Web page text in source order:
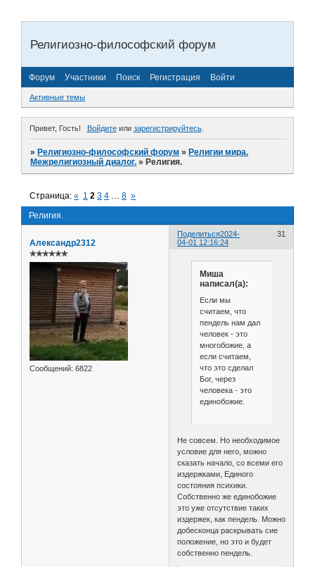
Религиозно-философский форум
Форум Участники Поиск Регистрация Войти
Активные темы
Привет, Гость! Войдитеили зарегистрируйтесь.
»Религиозно-философский форум »Религии мира.
Межрелигиозный диалог. »Религия.
Религия.
Страница:« 1 2 3 4 … 8 »
Поделиться 31
2024-
04-01 12:16:24
Александр2312
✯✯✯✯✯✯
Сообщений: 6822
Миша
написал(а):
Если мы
считаем, что
пендель нам дал
человек - это
многобожие, а
если считаем,
что это сделал
Бог, через
человека - это
единобожие.
Не совсем. Но необходимое
условие для него, можно
сказать начало, со всеми его
издержками, Единого
состояния психики.
Собственно же единобожие
это уже отсутствие таких
издержек, как пендель. Можно
добесконца раскрывать сие
положение, но это и будет
собственно пендель.